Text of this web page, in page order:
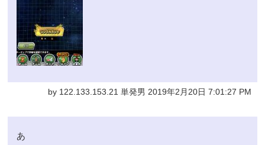
by 122.133.153.21 単発男 2019年2月20日 7:01:27 PM
あ